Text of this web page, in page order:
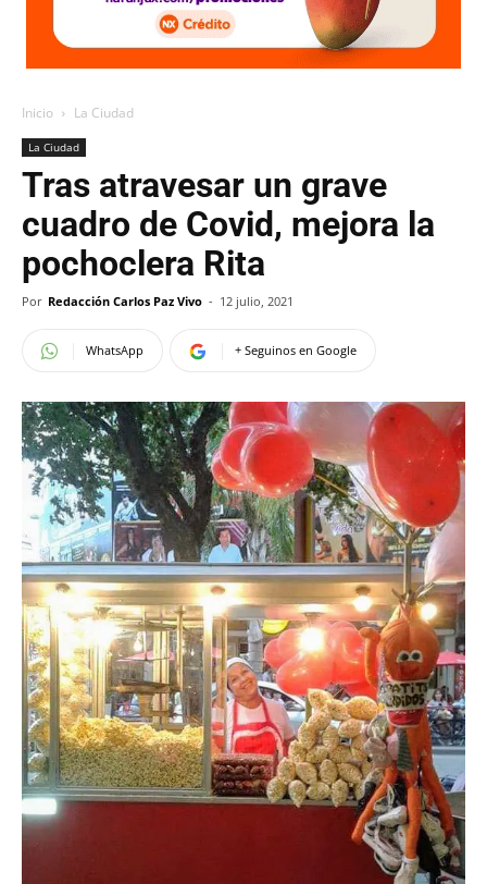
Inicio La Ciudad
La Ciudad
Tras atravesar un grave
cuadro de Covid, mejora la
pochoclera Rita
Por Redacción Carlos Paz Vivo - 12 julio, 2021
WhatsApp + Seguinos en Google